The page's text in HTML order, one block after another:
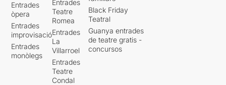
Entrades
òpera
Entrades
improvisació
Entrades
monòlegs
Entrades
Teatre
Romea
Entrades
La
Villarroel
Entrades
Teatre
Condal
Black Friday
Teatral
Guanya entrades
de teatre gratis -
concursos